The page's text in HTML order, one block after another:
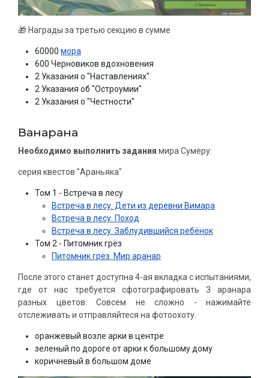
🎁 Награды за третью секцию в сумме
60000 мора
600 Черновиков вдохновения
2 Указания о "Наставлениях"
2 Указания об "Остроумии"
2 Указания о "Честности"
Ванарана
Необходимо выполнить задания мира Сумеру:
серия квестов "Араньяка"
Том 1 - Встреча в лесу
Встреча в лесу. Дети из деревни Вимара
Встреча в лесу. Поход
Встреча в лесу. Заблудившийся ребёнок
Том 2 - Питомник грёз
Питомник грёз. Мир аранар
После этого станет доступна 4-ая вкладка с испытаниями,
где от нас требуется сфотографировать 3 аранара
разных цветов. Совсем не сложно - нажимайте
отслеживать и отправляйтеся на фотоохоту.
оранжевый возле арки в центре
зеленый по дороге от арки к большому дому
коричневый в большом доме